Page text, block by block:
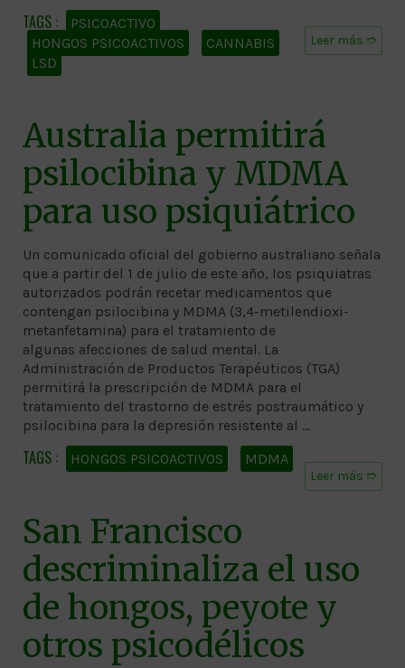
Leer más ➱
PSICOACTIVO
HONGOS PSICOACTIVOS
CANNABIS
LSD
Australia permitirá
psilocibina y MDMA
para uso psiquiátrico
Un comunicado oficial del gobierno australiano señala
que a partir del 1 de julio de este año, los psiquiatras
autorizados podrán recetar medicamentos que
contengan psilocibina y MDMA (3,4-metilendioxi-
metanfetamina) para el tratamiento de
algunas afecciones de salud mental. La
Administración de Productos Terapéuticos (TGA)
permitirá la prescripción de MDMA para el
tratamiento del trastorno de estrés postraumático y
psilocibina para la depresión resistente al …
Leer más ➱
HONGOS PSICOACTIVOS MDMA
San Francisco
descriminaliza el uso
de hongos, peyote y
otros psicodélicos